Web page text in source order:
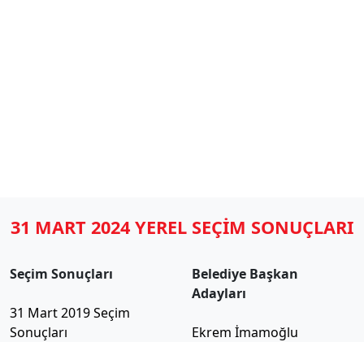
31 MART 2024 YEREL SEÇİM SONUÇLARI
Seçim Sonuçları
31 Mart 2019 Seçim
Sonuçları
Belediye Başkan
Adayları
Ekrem İmamoğlu